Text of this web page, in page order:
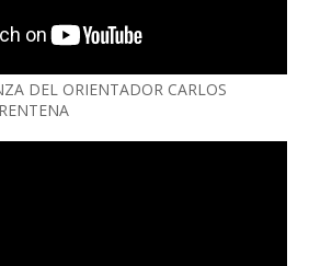
DEL ORIENTADOR CARLOS